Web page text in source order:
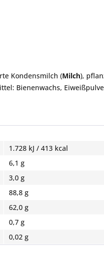
Kondensmilch (Milch),
Bienenwachs,
1.728 kJ / 413 kcal
6,1 g
3,0 g
88,8 g
62,0 g
0,7 g
0,02 g